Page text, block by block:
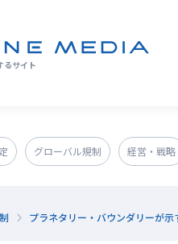
るサイト
グローバル規制 経営・戦略
プラネタリー・バウンダリーが